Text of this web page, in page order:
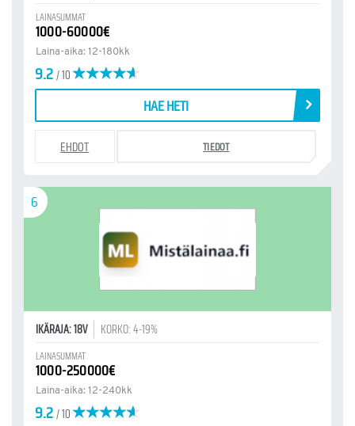
LAINASUMMAT
1000-60000€
Laina-aika: 12-180kk
9.2/ 10
HAE HETI
EHDOT TIEDOT
6
IKÄRAJA: 18V KORKO: 4-19%
LAINASUMMAT
1000-250000€
Laina-aika: 12-240kk
9.2/ 10